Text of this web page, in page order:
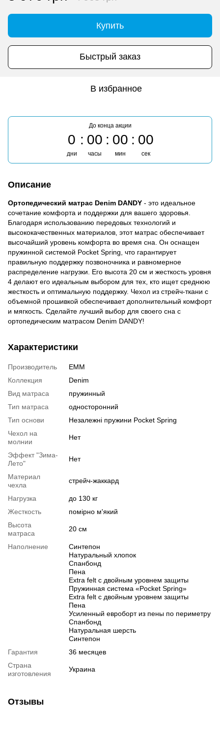
Купить
Быстрый заказ
В избранное
До конца акции
0
дни
00
часы
00
мин
00
сек
Описание
Ортопедический матрас Denim DANDY - это идеальное
сочетание комфорта и поддержки для вашего здоровья.
Благодаря использованию передовых технологий и
высококачественных материалов, этот матрас обеспечивает
высочайший уровень комфорта во время сна. Он оснащен
пружинной системой Pocket Spring, что гарантирует
правильную поддержку позвоночника и равномерное
распределение нагрузки. Его высота 20 см и жесткость уровня
4 делают его идеальным выбором для тех, кто ищет среднюю
жесткость и оптимальную поддержку. Чехол из стрейч-ткани с
объемной прошивкой обеспечивает дополнительный комфорт
и мягкость. Сделайте лучший выбор для своего сна с
ортопедическим матрасом Denim DANDY!
Характеристики
Производитель
EMM
Коллекция
Denim
Вид матраса
пружинный
Тип матраса
односторонний
Тип основи
Незалежні пружини Pocket Spring
Чехол на
молнии
Нет
Эффект "Зима-
Лето"
Нет
Материал
чехла
стрейч-жаккард
Нагрузка
до 130 кг
Жесткость
помірно м'який
Высота
матраса
20 см
Наполнение
Синтепон
Натуральный хлопок
Спанбонд
Пена
Extra felt с двойным уровнем защиты
Пружинная система «Pocket Spring»
Extra felt с двойным уровнем защиты
Пена
Усиленный евроборт из пены по периметру
Спанбонд
Натуральная шерсть
Синтепон
Гарантия
36 месяцев
Страна
изготовления
Украина
Отзывы